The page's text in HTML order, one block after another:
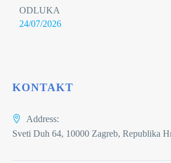
ODLUKA
24/07/2026
KONTAKT
Address:
Sveti Duh 64, 10000 Zagreb, Republika